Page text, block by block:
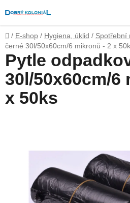
na
obsah
Domů
/ E-shop / Hygiena, úklid / Spotřební
černé 30l/50x60cm/6 mikronů - 2 x
Pytle
30l/50x60cm/6
x 50ks